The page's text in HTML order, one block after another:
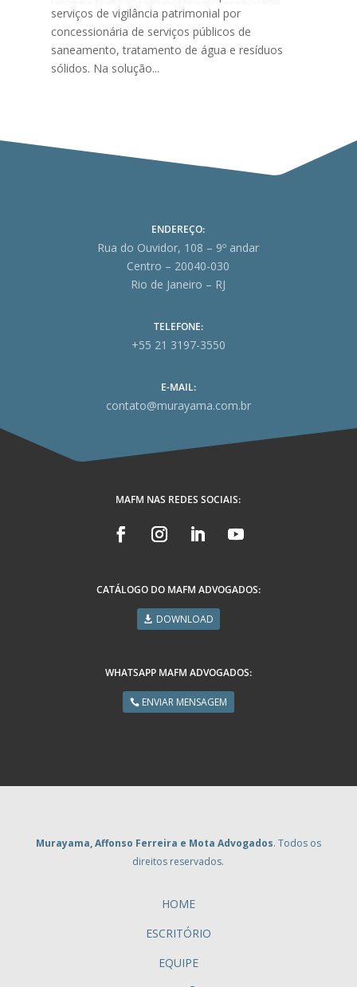
serviços de vigilância patrimonial por
concessionária de serviços públicos de
saneamento, tratamento de água e resíduos
sólidos. Na solução...
ENDEREÇO:
Rua do Ouvidor, 108 – 9º andar
Centro – 20040-030
Rio de Janeiro – RJ
TELEFONE:
+55 21 3197-3550
E-MAIL:
contato@murayama.com.br
MAFM NAS REDES SOCIAIS:
CATÁLOGO DO MAFM ADVOGADOS:
DOWNLOAD
WHATSAPP MAFM ADVOGADOS:
ENVIAR MENSAGEM
Murayama, Affonso Ferreira e Mota Advogados. Todos os
direitos reservados.
HOME
ESCRITÓRIO
EQUIPE